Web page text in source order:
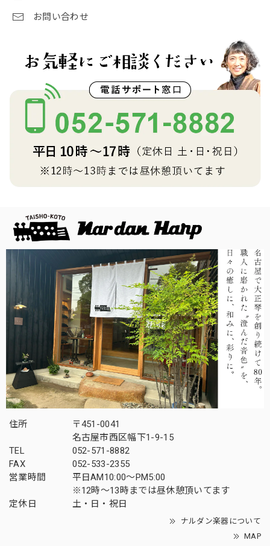
お問い合わせ
住所
〒451-0041
名古屋市西区幅下1-9-15
TEL
052-571-8882
FAX
052-533-2355
営業時間
平日AM10:00～PM5:00
※12時～13時までは昼休憩頂いてます
定休日
土・日・祝日
ナルダン楽器について
MAP